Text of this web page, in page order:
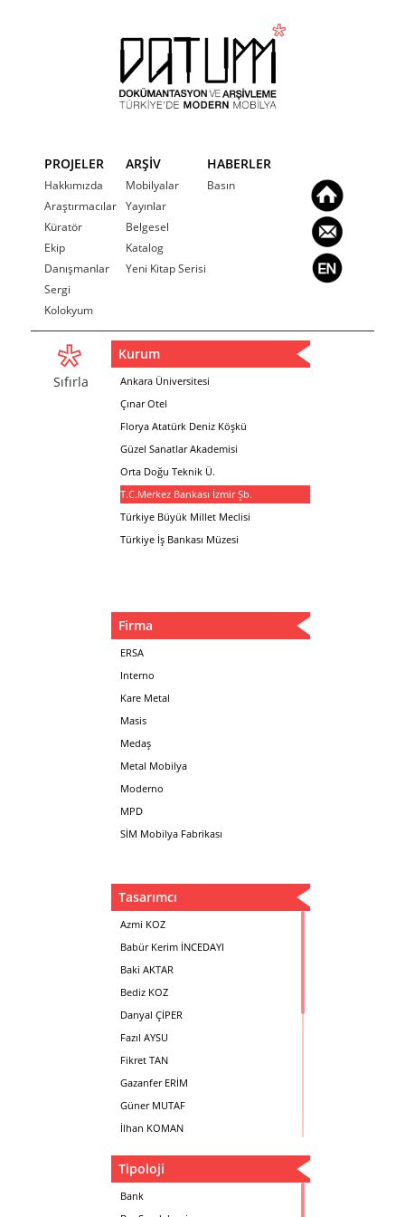
PROJELER
Hakkımızda
Araştırmacılar
Küratör
Ekip
Danışmanlar
Sergi
Kolokyum
ARŞİV
Mobilyalar
Yayınlar
Belgesel
Katalog
Yeni Kitap Serisi
HABERLER
Basın
Sıfırla
Kurum
Ankara Üniversitesi
Çınar Otel
Florya Atatürk Deniz Köşkü
Güzel Sanatlar Akademisi
Orta Doğu Teknik Ü.
T.C.Merkez Bankası İzmir Şb.
Türkiye Büyük Millet Meclisi
Türkiye İş Bankası Müzesi
Firma
ERSA
Interno
Kare Metal
Masis
Medaş
Metal Mobilya
Moderno
MPD
SİM Mobilya Fabrikası
Tasarımcı
Azmi KOZ
Babür Kerim İNCEDAYI
Baki AKTAR
Bediz KOZ
Danyal ÇİPER
Fazıl AYSU
Fikret TAN
Gazanfer ERİM
Güner MUTAF
İlhan KOMAN
Metin Atabey ATA
Minas BOYACIYAN
Tipoloji
Bank